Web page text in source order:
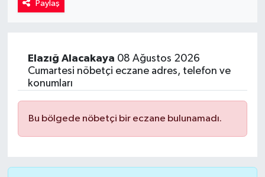
Paylaş
Elazığ Alacakaya 08 Ağustos 2026
Cumartesi nöbetçi eczane adres, telefon ve
konumları
Bu bölgede nöbetçi bir eczane bulunamadı.
Yaşam